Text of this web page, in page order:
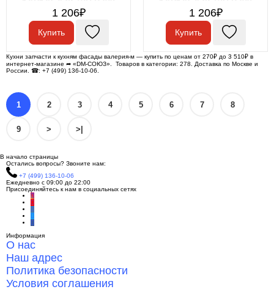
1 206₽
Купить
1 206₽
Купить
Кухни запчасти к кухням фасады валерия-м — купить по ценам от 270₽ до 3 510₽ в
интернет-магазине ➦ «DM-СОЮЗ». Товаров в категории: 278. Доставка по Москве и
России. ☎: +7 (499) 136-10-06.
1 2 3 4 5 6 7 8
9 > >|
В начало страницы
Остались вопросы? Звоните нам:
+7 (499) 136-10-06
Ежедневно с 09:00 до 22:00
Присоединяйтесь к нам в социальных сетях
Информация
О нас
Наш адрес
Политика безопасности
Условия соглашения